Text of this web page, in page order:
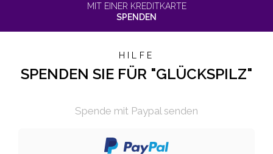
MIT EINER KREDITKARTE
SPENDEN
HILFE
SPENDEN SIE FÜR "GLÜCKSPILZ"
Spende mit Paypal senden